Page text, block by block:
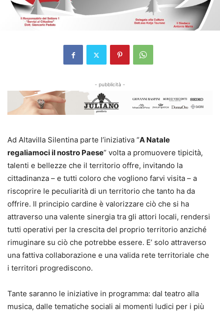
- pubblicità -
Ad Altavilla Silentina parte l’iniziativa “A Natale
regaliamoci il nostro Paese” volta a promuovere tipicità,
talenti e bellezze che il territorio offre, invitando la
cittadinanza – e tutti coloro che vogliono farvi visita – a
riscoprire le peculiarità di un territorio che tanto ha da
offrire. Il principio cardine è valorizzare ciò che si ha
attraverso una valente sinergia tra gli attori locali, rendersi
tutti operativi per la crescita del proprio territorio anziché
rimuginare su ciò che potrebbe essere. E’ solo attraverso
una fattiva collaborazione e una valida rete territoriale che
i territori progrediscono.
Tante saranno le iniziative in programma: dal teatro alla
musica, dalle tematiche sociali ai momenti ludici per i più